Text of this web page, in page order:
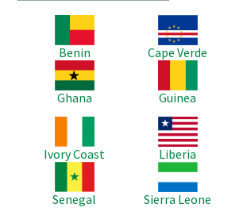
Benin
Imagem
Cape Verde
Imagem
Ghana
Guinea
Ivory Coast
Imagem
Liberia
Imagem
Senegal
Imagem
Sierra Leone